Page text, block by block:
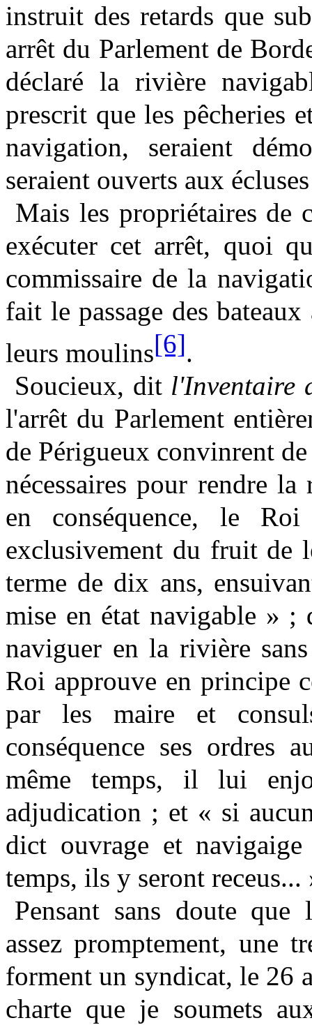
instruit des retards que
arrêt du Parlement de
déclaré la rivière
prescrit que les pêcheries
navigation, seraient
seraient ouverts aux
Mais les propriétaires de
exécuter cet arrêt, quoi
commissaire de la
fait le passage des bateaux
leurs moulins[6].
Soucieux, dit l'Inventaire
l'arrêt du Parlement
de Périgueux convinrent
nécessaires pour rendre
en conséquence, le
exclusivement du fruit de
terme de dix ans,
mise en état navigable »
naviguer en la rivière
Roi approuve en principe
par les maire et
conséquence ses ordres
même temps, il lui
adjudication ; et « si
dict ouvrage et
temps, ils y seront receus...
Pensant sans doute que
assez promptement, une
forment un syndicat, le 26
charte que je soumets